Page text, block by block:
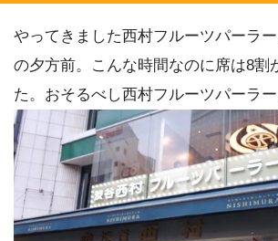
やってきました西村フルーツパーラ
の夕方前。こんな時間なのに席は8割
た。おそるべし西村フルーツパーラー